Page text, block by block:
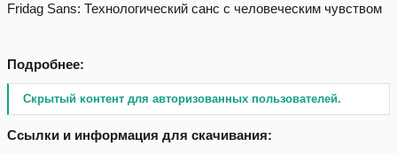
Fridag Sans: Технологический санс с человеческим чувством
Подробнее:
Скрытый контент для авторизованных пользователей.
Ссылки и информация для скачивания: